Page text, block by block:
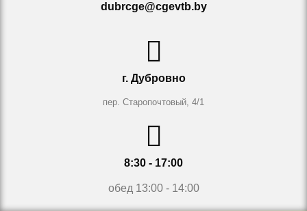
dubrcge@cgevtb.by
г. Дубровно
пер. Старопочтовый, 4/1
8:30 - 17:00
обед 13:00 - 14:00